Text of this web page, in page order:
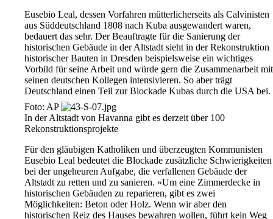
Eusebio Leal, dessen Vorfahren mütterlicherseits als Calvinisten
aus Süddeutschland 1808 nach Kuba ausgewandert waren,
bedauert das sehr. Der Beauftragte für die Sanierung der
historischen Gebäude in der Altstadt sieht in der Rekonstruktion
historischer Bauten in Dresden beispielsweise ein wichtiges
Vorbild für seine Arbeit und würde gern die Zusammenarbeit mit
seinen deutschen Kollegen intensivieren. So aber trägt
Deutschland einen Teil zur Blockade Kubas durch die USA bei.
Foto: AP
In der Altstadt von Havanna gibt es derzeit über 100
Rekonstruktionsprojekte
Für den gläubigen Katholiken und überzeugten Kommunisten
Eusebio Leal bedeutet die Blockade zusätzliche Schwierigkeiten
bei der ungeheuren Aufgabe, die verfallenen Gebäude der
Altstadt zu retten und zu sanieren. »Um eine Zimmerdecke in
historischen Gebäuden zu reparieren, gibt es zwei
Möglichkeiten: Beton oder Holz. Wenn wir aber den
historischen Reiz des Hauses bewahren wollen, führt kein Weg